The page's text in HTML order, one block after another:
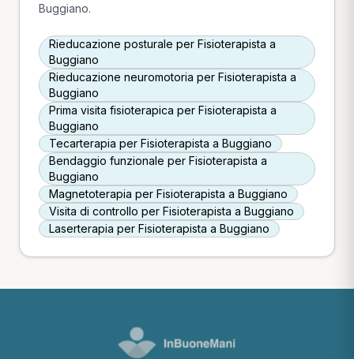
Buggiano.
Rieducazione posturale per Fisioterapista a
Buggiano
Rieducazione neuromotoria per Fisioterapista a
Buggiano
Prima visita fisioterapica per Fisioterapista a
Buggiano
Tecarterapia per Fisioterapista a Buggiano
Bendaggio funzionale per Fisioterapista a
Buggiano
Magnetoterapia per Fisioterapista a Buggiano
Visita di controllo per Fisioterapista a Buggiano
Laserterapia per Fisioterapista a Buggiano